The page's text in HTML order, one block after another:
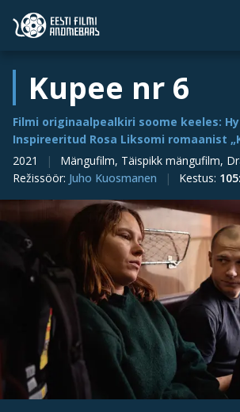
Kupee nr 6
Filmi originaalpealkiri soome keeles:
Inspireeritud Rosa Liksomi romaanist
2021
Mängufilm, Täispikk mängufilm,
Režissöör: Juho Kuosmanen Kestus: